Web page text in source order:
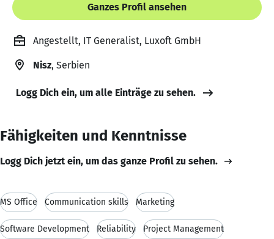
Ganzes Profil ansehen
Angestellt, IT Generalist, Luxoft GmbH
Nisz, Serbien
Logg Dich ein, um alle Einträge zu sehen.
Fähigkeiten und Kenntnisse
Logg Dich jetzt ein, um das ganze Profil zu sehen.
MS Office Communication skills Marketing
Software Development Reliability Project Management